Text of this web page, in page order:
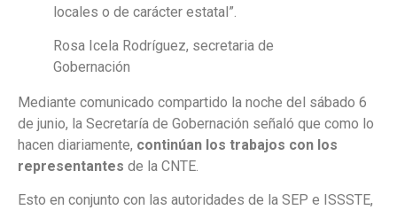
locales o de carácter estatal”.
Rosa Icela Rodríguez, secretaria de
Gobernación
Mediante comunicado compartido la noche del sábado 6
de junio, la Secretaría de Gobernación señaló que como lo
hacen diariamente, continúan los trabajos con los
representantes de la CNTE.
Esto en conjunto con las autoridades de la SEP e ISSSTE,